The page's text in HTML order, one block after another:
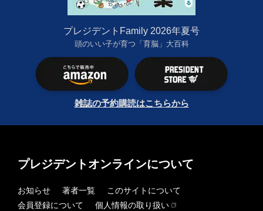
プレジデントFamily 2026年夏号
頭のいい子が育つ「育脳」大百科
雑誌の予約購読はこちらから
プレジデントオンラインについて
お知らせ 著者一覧
このサイトについて
会員登録について
個人情報の取り扱い